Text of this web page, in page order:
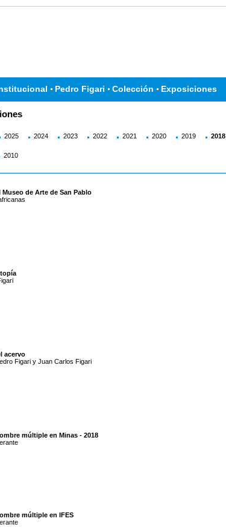
Pedro Figari Colección Exposiciones
2025 2024 2023 2022 2021 2020 2019 2018
2010
Museo de Arte de San Pablo
acervo
Figari y Juan Carlos Figari
múltiple en Minas - 2018
múltiple en IFES